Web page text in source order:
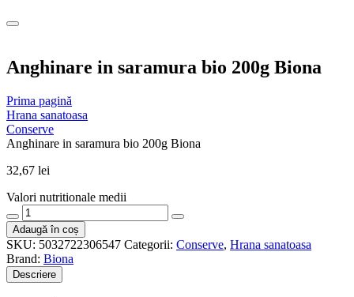
Anghinare in saramura bio 200g Biona
Prima pagină
Hrana sanatoasa
Conserve
Anghinare in saramura bio 200g Biona
32,67 lei
Valori nutritionale medii
Cantitate
Anghinare
in
saramura
bio
200g
Adaugă în coș
SKU: 5032722306547 Categorii: Conserve, Hrana sanatoasa
Brand: Biona
Descriere